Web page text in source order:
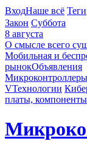
ВходНаше всё Теги
Закон Суббота
8 августа
О смысле всего
Мобильная и
рынокОбъявления
Микроконтроллеры
VТехнологии
платы, компоненты